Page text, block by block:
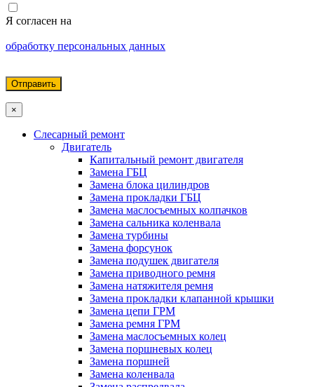
Я согласен на
обработку персональных данных
×
Слесарный ремонт
Двигатель
Капитальный ремонт двигателя
Замена ГБЦ
Замена блока цилиндров
Замена прокладки ГБЦ
Замена маслосъемных колпачков
Замена сальника коленвала
Замена турбины
Замена форсунок
Замена подушек двигателя
Замена приводного ремня
Замена натяжителя ремня
Замена прокладки клапанной крышки
Замена цепи ГРМ
Замена ремня ГРМ
Замена маслосъемных колец
Замена поршневых колец
Замена поршней
Замена коленвала